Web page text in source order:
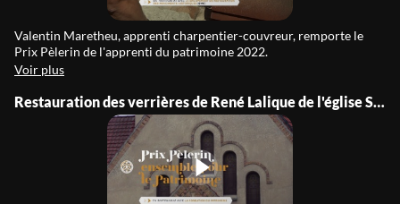
Valentin Maretheu, apprenti charpentier-couvreur, remporte le
Prix Pèlerin de l'apprenti du patrimoine 2022.
Voir plus
Restauration des verrières de René Lalique de l'église Saint-Nicaise